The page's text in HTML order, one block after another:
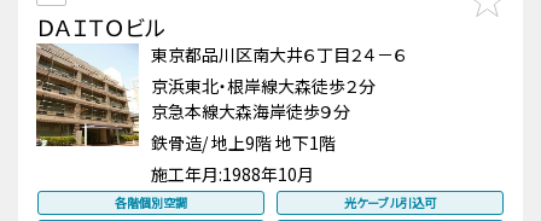
ＤＡＩＴＯビル
東京都品川区南大井６丁目２４－６
京浜東北・根岸線大森徒歩２分
京急本線大森海岸徒歩９分
鉄骨造/ 地上9階 地下1階
施工年月:1988年10月
各階個別空調
光ケーブル引込可